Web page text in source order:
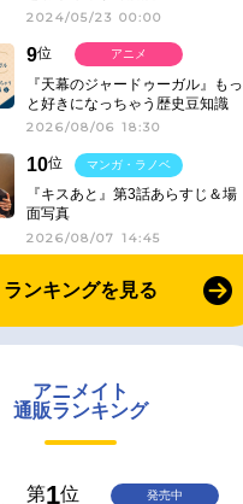
2024/05/23 00:00
9位
『天幕のジャードゥーガル』もっ
と好きになっちゃう歴史豆知識
2026/08/06 18:30
アニメ
10位
『キスあと』第3話あらすじ＆場
面写真
2026/08/07 14:45
マンガ・ラノベ
ランキングを見る
アニメイト
通販ランキング
第1位 発売中